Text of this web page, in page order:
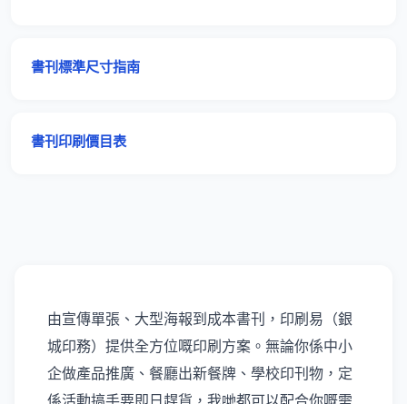
書刊標準尺寸指南
書刊印刷價目表
由宣傳單張、大型海報到成本書刊，印刷易（銀
城印務）提供全方位嘅印刷方案。無論你係中小
企做產品推廣、餐廳出新餐牌、學校印刊物，定